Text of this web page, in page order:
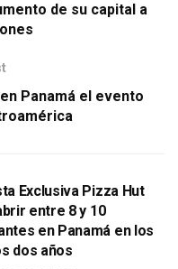
de su capital a
Panamá el evento
Exclusiva Pizza Hut
entre 8 y 10
en Panamá en los
dos años